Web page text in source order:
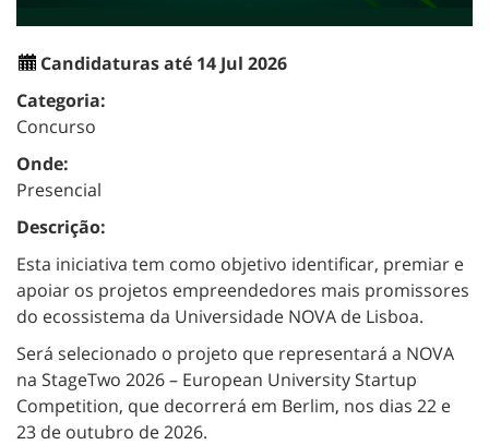
Candidaturas até 14 Jul 2026
Categoria:
Concurso
Onde:
Presencial
Descrição:
Esta iniciativa tem como objetivo identificar, premiar e
apoiar os projetos empreendedores mais promissores
do ecossistema da Universidade NOVA de Lisboa.
Será selecionado o projeto que representará a NOVA
na StageTwo 2026 – European University Startup
Competition, que decorrerá em Berlim, nos dias 22 e
23 de outubro de 2026.